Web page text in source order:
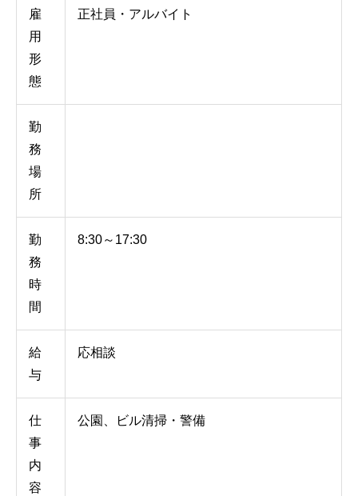
雇
用
形
態
正社員・アルバイト
勤
務
場
所
勤
務
時
間
8:30～17:30
給
与
応相談
仕
事
内
容
公園、ビル清掃・警備